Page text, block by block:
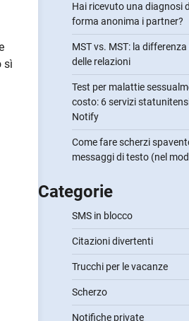
sì
Hai ricevuto una diagnosi
forma anonima i partner?
MST vs. MST: la
delle relazioni
Test per malattie
costo: 6 servizi
Notify
Come fare scherzi
messaggi di testo (nel
Categorie
SMS in blocco
Citazioni divertenti
Trucchi per le vacanze
Scherzo
Notifiche private